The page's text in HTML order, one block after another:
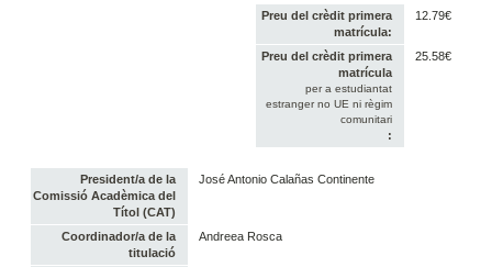
Preu del crèdit primera
matrícula:
12.79€
Preu del crèdit primera
matrícula
per a estudiantat
estranger no UE ni règim
comunitari
:
25.58€
President/a de la
Comissió Acadèmica del
Títol (CAT)
José Antonio Calañas Continente
Coordinador/a de la
titulació
Andreea Rosca